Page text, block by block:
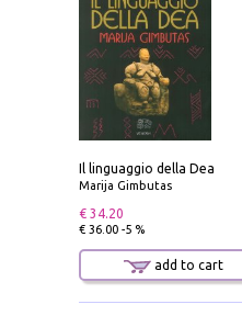
Il linguaggio della Dea
Marija Gimbutas
€ 34.20
€ 36.00 -5 %
add to cart